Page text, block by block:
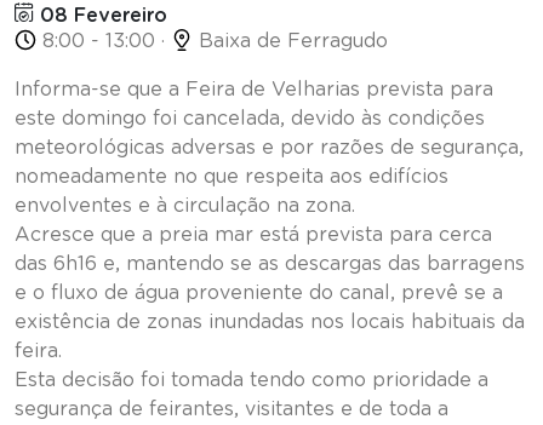
08 Fevereiro
8:00 - 13:00 ·
Baixa de Ferragudo
Informa-se que a Feira de Velharias prevista para
este domingo foi cancelada, devido às condições
meteorológicas adversas e por razões de segurança,
nomeadamente no que respeita aos edifícios
envolventes e à circulação na zona.
Acresce que a preia mar está prevista para cerca
das 6h16 e, mantendo se as descargas das barragens
e o fluxo de água proveniente do canal, prevê se a
existência de zonas inundadas nos locais habituais da
feira.
Esta decisão foi tomada tendo como prioridade a
segurança de feirantes, visitantes e de toda a